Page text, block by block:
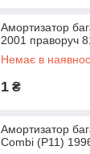
Амортизатор
2001 праворуч
Немає в
1 ₴
Амортизатор
Combi (P11)